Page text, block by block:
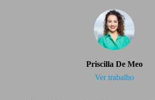
Priscilla De Meo
Ver trabalho